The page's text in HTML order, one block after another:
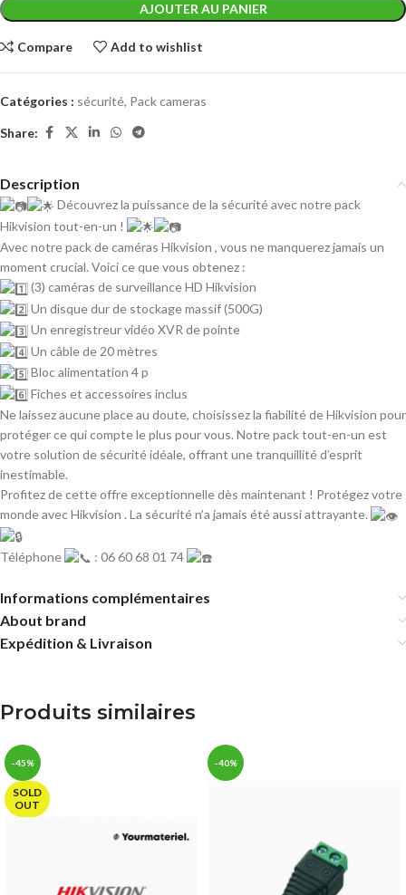
AJOUTER AU PANIER
Compare Add to wishlist
Catégories : sécurité, Pack cameras
Share:
Description
Découvrez la puissance de la sécurité avec notre pack
Hikvision tout-en-un !
Avec notre pack de caméras Hikvision , vous ne manquerez jamais un
moment crucial. Voici ce que vous obtenez :
(3) caméras de surveillance HD Hikvision
Un disque dur de stockage massif (500G)
Un enregistreur vidéo XVR de pointe
Un câble de 20 mètres
Bloc alimentation 4 p
Fiches et accessoires inclus
Ne laissez aucune place au doute, choisissez la fiabilité de Hikvision pour
protéger ce qui compte le plus pour vous. Notre pack tout-en-un est
votre solution de sécurité idéale, offrant une tranquillité d’esprit
inestimable.
Profitez de cette offre exceptionnelle dès maintenant ! Protégez votre
monde avec Hikvision . La sécurité n’a jamais été aussi attrayante.
Téléphone : 06 60 68 01 74
Informations complémentaires
About brand
Expédition & Livraison
Produits similaires
-45%
SOLD
OUT
-40%